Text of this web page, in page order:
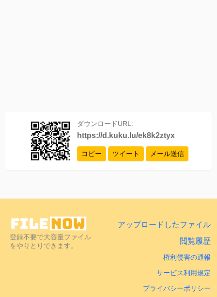
ダウンロードURL:
https://d.kuku.lu/ek8k2ztyx
コピー ツイート メール送信
登録不要で大容量ファイル
をやりとりできます。
アップロードしたファイル
閲覧履歴
権利侵害の通報
サービス利用規定
プライバシーポリシー